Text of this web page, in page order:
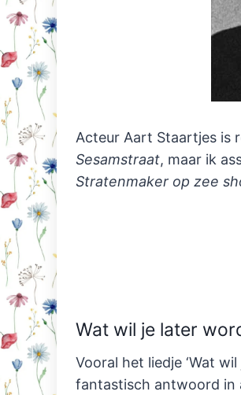
Acteur Aart Staartjes is
Sesamstraat, maar ik
Stratenmaker op zee
Wat wil je later
Vooral het liedje ‘Wat
fantastisch antwoord in